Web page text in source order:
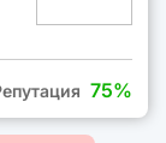
75%